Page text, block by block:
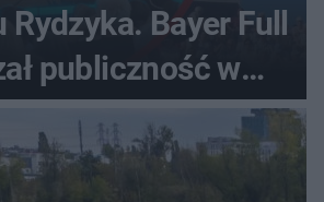
Bayer Full
publiczność w
Toruniu